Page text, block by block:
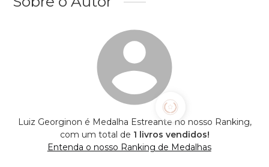
Luiz Georginon é Medalha Estreante no nosso Ranking,
com um total de 1 livros vendidos!
Entenda o nosso Ranking de Medalhas